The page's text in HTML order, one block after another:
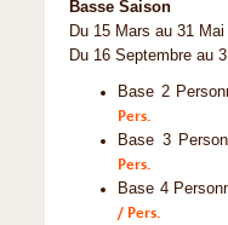
Basse Saison
Du 15 Mars au 31 Mai
Du 16 Septembre au
Base 2
Pers.
Base 3
Pers.
Base 4
/ Pers.